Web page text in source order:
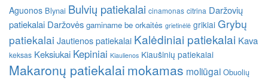
Aguonos Blynai Bulvių patiekalai cinamonas citrina Daržovių
patiekalai Daržovės gaminame be orkaitės grietinėlė grikiai Grybų
patiekalai Jautienos patiekalai Kalėdiniai patiekalai Kava
keksas Keksiukai Kepiniai Kiaulienos Kiaušinių patiekalai
Makaronų patiekalai mokamas moliūgai Obuolių